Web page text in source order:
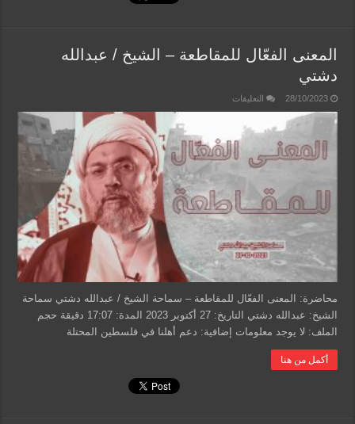
المعنى الفعّال للمقاطعة – الشيخ / عبدالله
دشتي
28/10/2023 التعليقات
–
الشيخ
/
مغلقة
محاضرة: المعنى الفعّال للمقاطعة – سماحة الشيخ / عبدالله دشتي سماحة
الشيخ: عبدالله دشتي التاريخ: 27 أكتوبر 2023 المدة: 17:07 دقيقة حجم
الملف: لا يوجد معلومات إضافية: دعم أهلنا في فلسطين المحتلة
أكمل من هنا